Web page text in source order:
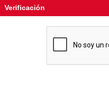
Verificación